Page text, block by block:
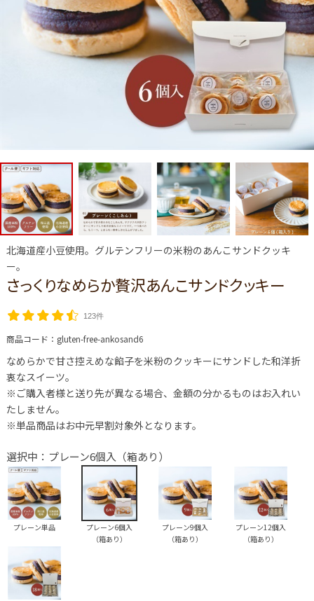
北海道産小豆使用。グルテンフリーの米粉のあんこサンドクッキ
ー。
さっくりなめらか贅沢あんこサンドクッキー
123件
商品コード： gluten-free-ankosand6
なめらかで甘さ控えめな餡子を米粉のクッキーにサンドした和洋折
衷なスイーツ。
※ご購入者様と送り先が異なる場合、金額の分かるものはお入れい
たしません。
※単品商品はお中元早割対象外となります。
選択中：プレーン6個入（箱あり）
プレーン単品
プレーン6個入
（箱あり）
プレーン9個入
（箱あり）
プレーン12個入
（箱あり）